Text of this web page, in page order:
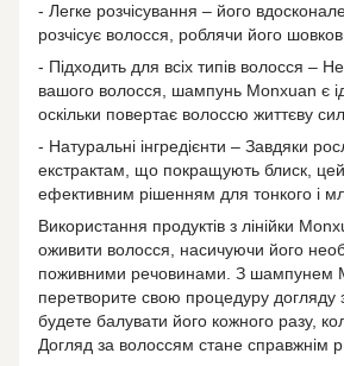
- Легке розчісування – його
розчісує волосся, роблячи його
- Підходить для всіх типів волосся –
вашого волосся, шампунь Monxuan є
оскільки повертає волоссю життєву
- Натуральні інгредієнти – Завдяки
екстрактам, що покращують блиск,
ефективним рішенням для тонкого і
Використання продуктів з лінійки
оживити волосся, насичуючи його
поживними речовинами. З шампунем
перетворите свою процедуру догляду
будете балувати його кожного разу,
Догляд за волоссям стане справжнім